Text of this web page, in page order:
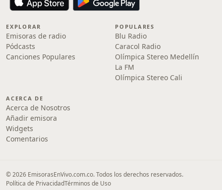
EXPLORAR
Emisoras de radio
Pódcasts
Canciones Populares
POPULARES
Blu Radio
Caracol Radio
Olímpica Stereo Medellín
La FM
Olímpica Stereo Cali
ACERCA DE
Acerca de Nosotros
Añadir emisora
Widgets
Comentarios
© 2026 EmisorasEnVivo.com.co. Todos los derechos reservados.
Política de PrivacidadTérminos de Uso